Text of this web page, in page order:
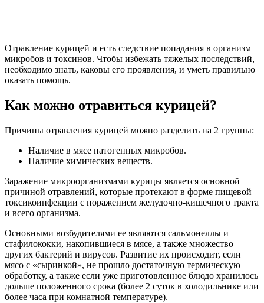
Отравление курицей и есть следствие попадания в организм
микробов и токсинов. Чтобы избежать тяжелых последствий,
необходимо знать, каковы его проявления, и уметь правильно
оказать помощь.
Как можно отравиться курицей?
Причины отравления курицей можно разделить на 2 группы:
Наличие в мясе патогенных микробов.
Наличие химических веществ.
Заражение микроорганизмами курицы является основной
причиной отравлений, которые протекают в форме пищевой
токсикоинфекции с поражением желудочно-кишечного тракта
и всего организма.
Основными возбудителями ее являются сальмонеллы и
стафилококки, накопившиеся в мясе, а также множество
других бактерий и вирусов. Развитие их происходит, если
мясо с «сыринкой», не прошло достаточную термическую
обработку, а также если уже приготовленное блюдо хранилось
дольше положенного срока (более 2 суток в холодильнике или
более часа при комнатной температуре).